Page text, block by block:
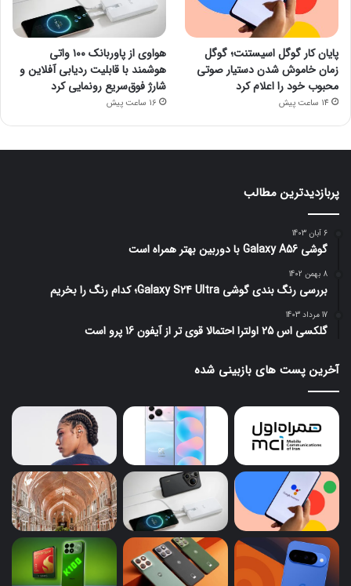
پایان کار گوگل اسیستنت؛ گوگل
زمان خاموش شدن دستیار صوتی
محبوب خود را اعلام کرد
14 ساعت پیش
هواوی از پاوربانک ۱۰۰ واتی
هوشمند با قابلیت ردیابی آفلاین و
شارژ فوق‌سریع رونمایی کرد
16 ساعت پیش
پربازدیدترین مطالب
6 آبان 1403
گوشی Galaxy A56 با دوربین بهتر همراه است
8 بهمن 1402
بررسی رنگ بندی گوشی Galaxy S24 Ultra؛ کدام رنگ را بخریم
17 مرداد 1403
گلکسی اس 25 اولترا احتمالا قوی تر از آیفون 16 پرو است
آخرین پست های بازبینی شده